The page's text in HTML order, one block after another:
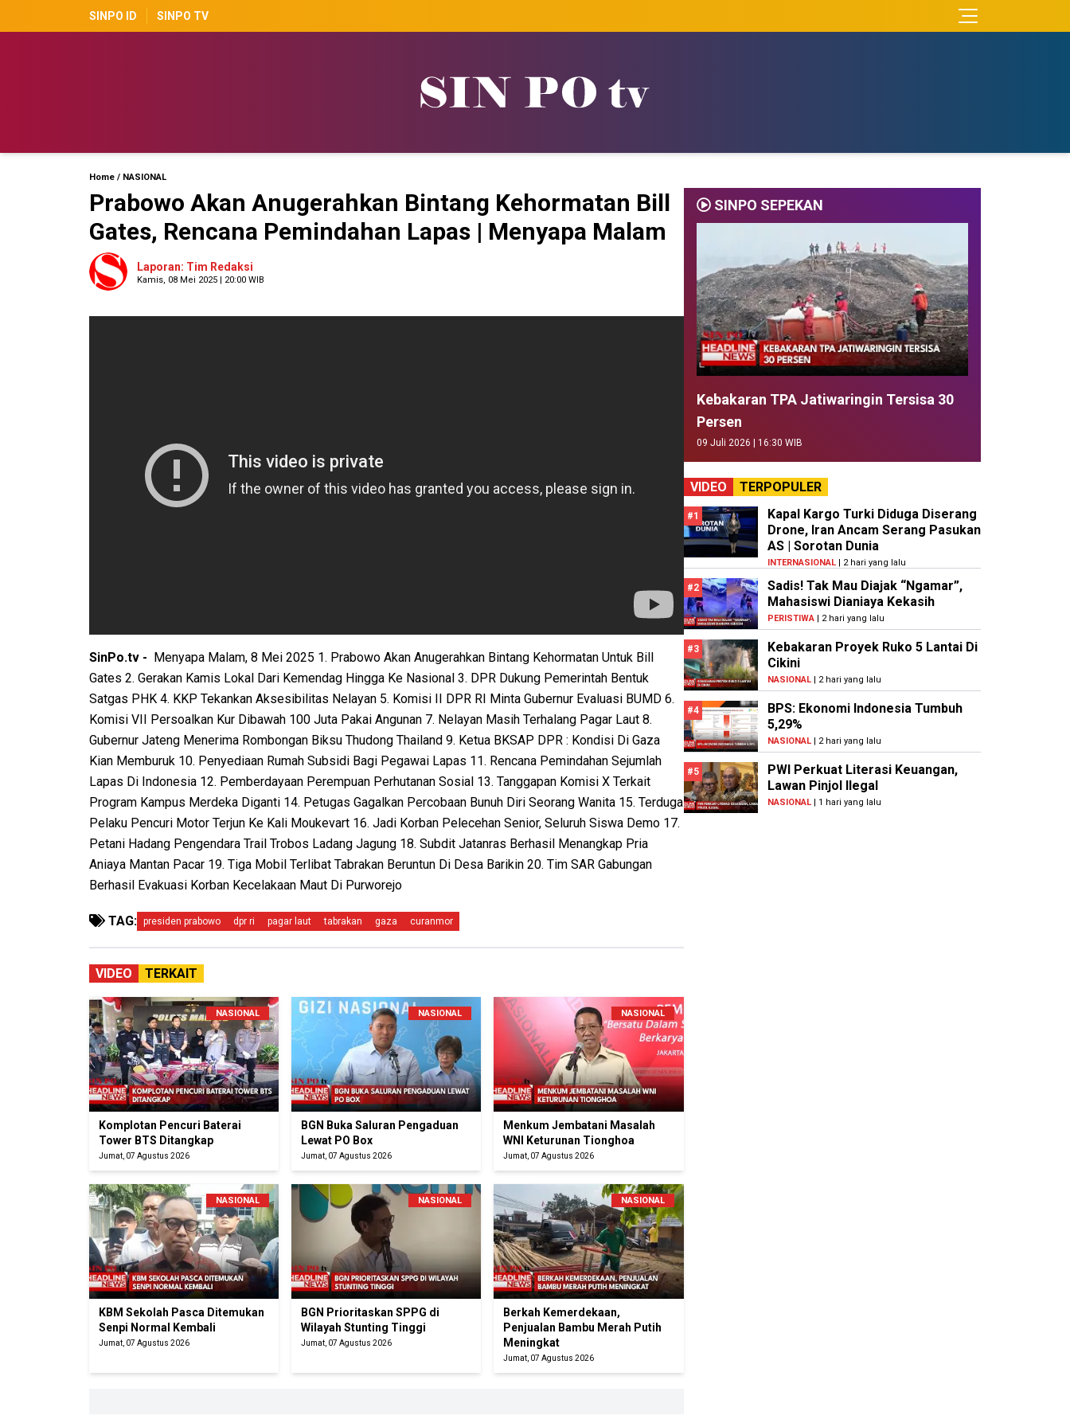
SINPO ID SINPO TV
Home / NASIONAL
Prabowo Akan Anugerahkan Bintang Kehormatan Bill
Gates, Rencana Pemindahan Lapas | Menyapa Malam
Laporan: Tim Redaksi
Kamis, 08 Mei 2025 | 20:00 WIB
SinPo.tv -
Menyapa Malam, 8 Mei 2025 1. Prabowo Akan Anugerahkan Bintang Kehormatan Untuk Bill
Gates 2. Gerakan Kamis Lokal Dari Kemendag Hingga Ke Nasional 3. DPR Dukung Pemerintah Bentuk
Satgas PHK 4. KKP Tekankan Aksesibilitas Nelayan 5. Komisi II DPR RI Minta Gubernur Evaluasi BUMD 6.
Komisi VII Persoalkan Kur Dibawah 100 Juta Pakai Angunan 7. Nelayan Masih Terhalang Pagar Laut 8.
Gubernur Jateng Menerima Rombongan Biksu Thudong Thailand 9. Ketua BKSAP DPR : Kondisi Di Gaza
Kian Memburuk 10. Penyediaan Rumah Subsidi Bagi Pegawai Lapas 11. Rencana Pemindahan Sejumlah
Lapas Di Indonesia 12. Pemberdayaan Perempuan Perhutanan Sosial 13. Tanggapan Komisi X Terkait
Program Kampus Merdeka Diganti 14. Petugas Gagalkan Percobaan Bunuh Diri Seorang Wanita 15. Terduga
Pelaku Pencuri Motor Terjun Ke Kali Moukevart 16. Jadi Korban Pelecehan Senior, Seluruh Siswa Demo 17.
Petani Hadang Pengendara Trail Trobos Ladang Jagung 18. Subdit Jatanras Berhasil Menangkap Pria
Aniaya Mantan Pacar 19. Tiga Mobil Terlibat Tabrakan Beruntun Di Desa Barikin 20. Tim SAR Gabungan
Berhasil Evakuasi Korban Kecelakaan Maut Di Purworejo
TAG: presiden prabowo dpr ri pagar laut tabrakan gaza curanmor
VIDEO TERKAIT
NASIONAL
Komplotan Pencuri Baterai
Tower BTS Ditangkap
Jumat, 07 Agustus 2026
NASIONAL
BGN Buka Saluran Pengaduan
Lewat PO Box
Jumat, 07 Agustus 2026
NASIONAL
Menkum Jembatani Masalah
WNI Keturunan Tionghoa
Jumat, 07 Agustus 2026
NASIONAL
KBM Sekolah Pasca Ditemukan
Senpi Normal Kembali
Jumat, 07 Agustus 2026
NASIONAL
BGN Prioritaskan SPPG di
Wilayah Stunting Tinggi
Jumat, 07 Agustus 2026
NASIONAL
Berkah Kemerdekaan,
Penjualan Bambu Merah Putih
Meningkat
Jumat, 07 Agustus 2026
SINPO SEPEKAN
Kebakaran TPA Jatiwaringin Tersisa 30
Persen
09 Juli 2026 | 16:30 WIB
VIDEO TERPOPULER
#1
Kapal Kargo Turki Diduga Diserang
Drone, Iran Ancam Serang Pasukan
AS | Sorotan Dunia
INTERNASIONAL| 2 hari yang lalu
#2
Sadis! Tak Mau Diajak “Ngamar”,
Mahasiswi Dianiaya Kekasih
PERISTIWA| 2 hari yang lalu
#3
Kebakaran Proyek Ruko 5 Lantai Di
Cikini
NASIONAL| 2 hari yang lalu
#4
BPS: Ekonomi Indonesia Tumbuh
5,29%
NASIONAL| 2 hari yang lalu
#5
PWI Perkuat Literasi Keuangan,
Lawan Pinjol Ilegal
NASIONAL| 1 hari yang lalu